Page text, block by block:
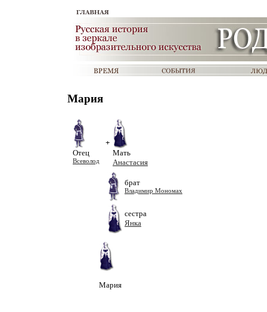
Мария
Отец
Всеволод
+
Мать
Анастасия
брат
Владимир Мономах
сестра
Янка
Мария